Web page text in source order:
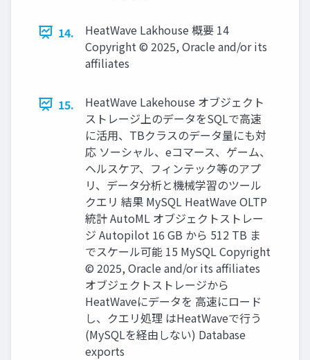
14.
HeatWave Lakhouse 概要 14
Copyright © 2025, Oracle and/or its
affiliates
15.
HeatWave Lakehouse オブジェクト
ストレージ上のデータをSQLで⾼速
に活⽤、TBクラスのデータ量にも対
応 ソーシャル、eコマース、ゲーム、
ヘルスケア、フィンテック等のアプ
リ、データ分析と機械学習のツール
クエリ 結果 MySQL HeatWave OLTP
統計 AutoML オブジェクトストレー
ジ Autopilot 16 GB から 512 TB ま
でスケール可能 15 MySQL Copyright
© 2025, Oracle and/or its affiliates
オブジェクトストレージから
HeatWaveにデータを ⾼速にロード
し、クエリ処理 はHeatWaveで⾏う
(MySQLを経由しない) Database
exports